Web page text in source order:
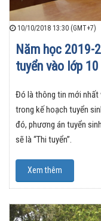
10/10/2018 13:30 (GMT+7)
Năm học 2019-
tuyển vào lớp 10
Đó là thông tin mới nhất
trong kế hoạch tuyển
đó, phương án tuyển
sẽ là “Thi tuyển”.
Xem thêm